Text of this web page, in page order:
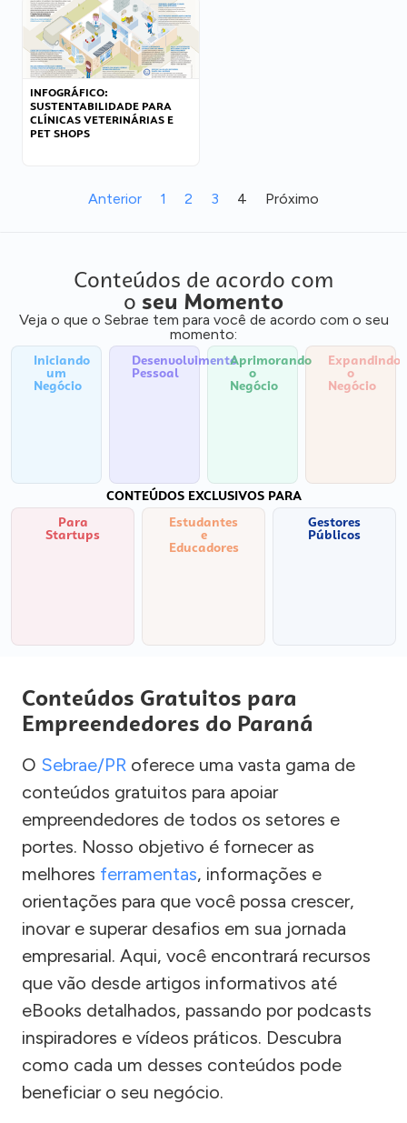
INFOGRÁFICO:
SUSTENTABILIDADE PARA
CLÍNICAS VETERINÁRIAS E
PET SHOPS
Anterior 1 2 3 4 Próximo
Conteúdos de acordo com
o seu Momento
Veja o que o Sebrae tem para você de acordo com o seu
momento:
Iniciando
um
Negócio
Desenvolvimento
Pessoal
Aprimorando
o
Negócio
Expandindo
o
Negócio
CONTEÚDOS EXCLUSIVOS PARA
Para
Startups
Estudantes
e
Educadores
Gestores
Públicos
Conteúdos Gratuitos para
Empreendedores do Paraná
O Sebrae/PR oferece uma vasta gama de
conteúdos gratuitos para apoiar
empreendedores de todos os setores e
portes. Nosso objetivo é fornecer as
melhores ferramentas, informações e
orientações para que você possa crescer,
inovar e superar desafios em sua jornada
empresarial. Aqui, você encontrará recursos
que vão desde artigos informativos até
eBooks detalhados, passando por podcasts
inspiradores e vídeos práticos. Descubra
como cada um desses conteúdos pode
beneficiar o seu negócio.